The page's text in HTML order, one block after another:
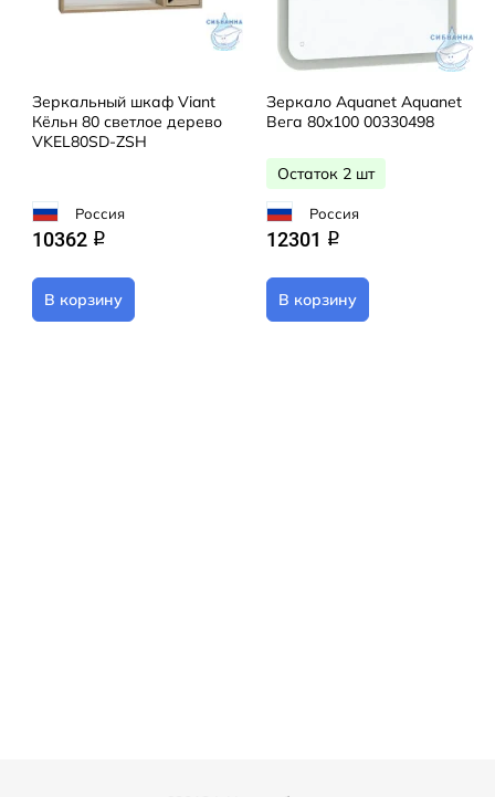
Зеркальный шкаф Viant
Кёльн 80 светлое дерево
VKEL80SD-ZSH
Россия
10362 q
В корзину
Зеркало Aquanet Aquanet
Вега 80x100 00330498
Остаток 2 шт
Россия
12301 q
В корзину